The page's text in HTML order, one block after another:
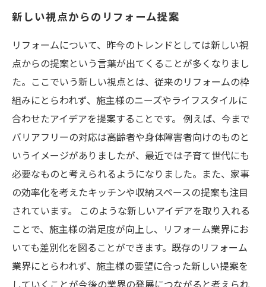
新しい視点からのリフォーム提案
リフォームについて、昨今のトレンドとしては新しい視
点からの提案という言葉が出てくることが多くなりまし
た。ここでいう新しい視点とは、従来のリフォームの枠
組みにとらわれず、施主様のニーズやライフスタイルに
合わせたアイデアを提案することです。 例えば、今まで
バリアフリーの対応は高齢者や身体障害者向けのものと
いうイメージがありましたが、最近では子育て世代にも
必要なものと考えられるようになりました。また、家事
の効率化を考えたキッチンや収納スペースの提案も注目
されています。 このような新しいアイデアを取り入れる
ことで、施主様の満足度が向上し、リフォーム業界にお
いても差別化を図ることができます。既存のリフォーム
業界にとらわれず、施主様の要望に合った新しい提案を
していくことが今後の業界の発展につながると考えられ